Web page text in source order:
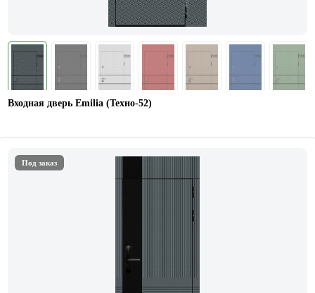
Входная дверь Emilia (Техно-52)
Под заказ